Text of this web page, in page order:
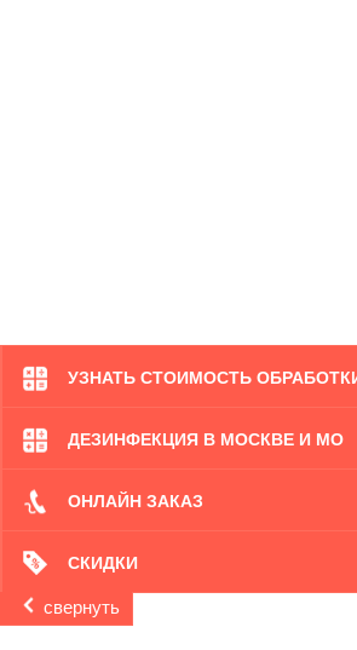
УЗНАТЬ СТОИМОСТЬ
ДЕЗИНФЕКЦИЯ В МОСКВЕ И МО
ОНЛАЙН ЗАКАЗ
СКИДКИ
свернуть